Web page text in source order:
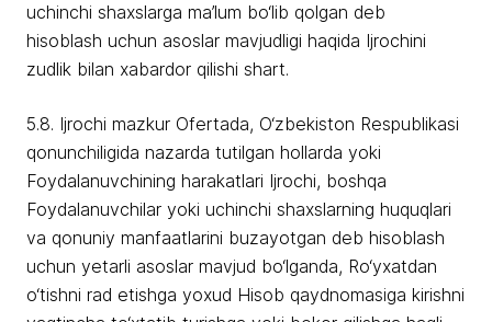
uchinchi shaxslarga ma’lum bo‘lib qolgan deb
hisoblash uchun asoslar mavjudligi haqida Ijrochini
zudlik bilan xabardor qilishi shart.
5.8. Ijrochi mazkur Ofertada, O‘zbekiston Respublikasi
qonunchiligida nazarda tutilgan hollarda yoki
Foydalanuvchining harakatlari Ijrochi, boshqa
Foydalanuvchilar yoki uchinchi shaxslarning huquqlari
va qonuniy manfaatlarini buzayotgan deb hisoblash
uchun yetarli asoslar mavjud bo‘lganda, Ro‘yxatdan
o‘tishni rad etishga yoxud Hisob qaydnomasiga kirishni